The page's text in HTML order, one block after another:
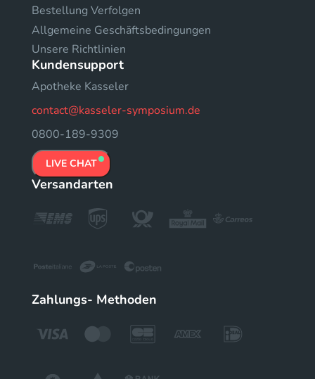
Bestellung Verfolgen
Allgemeine Geschäftsbedingungen
Unsere Richtlinien
Kundensupport
Apotheke Kasseler
contact@kasseler-symposium.de
0800-189-9309
LIVE CHAT
Versandarten
Zahlungs- Methoden